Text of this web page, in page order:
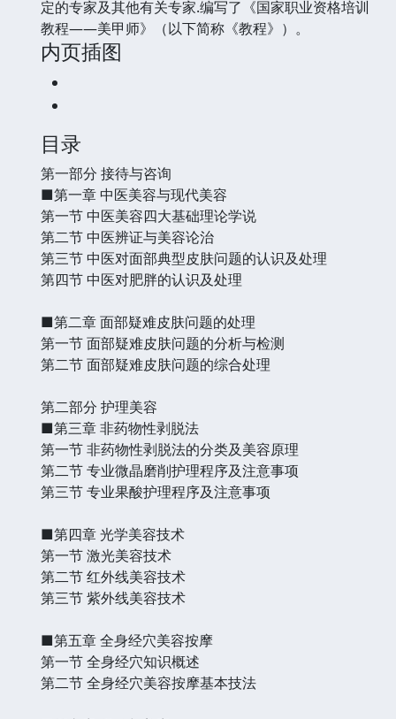
定的专家及其他有关专家.编写了《国家职业资格培训
教程——美甲师》（以下简称《教程》）。
内页插图
目录
第一部分 接待与咨询
■第一章 中医美容与现代美容
第一节 中医美容四大基础理论学说
第二节 中医辨证与美容论治
第三节 中医对面部典型皮肤问题的认识及处理
第四节 中医对肥胖的认识及处理
■第二章 面部疑难皮肤问题的处理
第一节 面部疑难皮肤问题的分析与检测
第二节 面部疑难皮肤问题的综合处理
第二部分 护理美容
■第三章 非药物性剥脱法
第一节 非药物性剥脱法的分类及美容原理
第二节 专业微晶磨削护理程序及注意事项
第三节 专业果酸护理程序及注意事项
■第四章 光学美容技术
第一节 激光美容技术
第二节 红外线美容技术
第三节 紫外线美容技术
■第五章 全身经穴美容按摩
第一节 全身经穴知识概述
第二节 全身经穴美容按摩基本技法